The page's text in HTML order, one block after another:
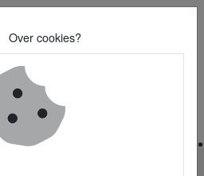
toekomst
Over cookies?